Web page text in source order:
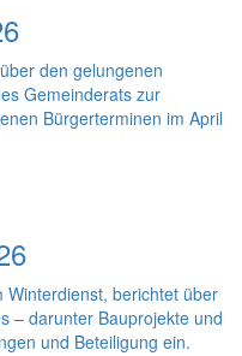
den gelungenen
Gemeinderats zur
Bürgerterminen im April
Winterdienst, berichtet über
– darunter Bauprojekte und
und Beteiligung ein.